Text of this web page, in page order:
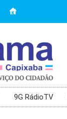
9G RádioTV